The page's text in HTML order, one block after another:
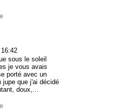
sous le soleil
je vous avais
porté avec un
que j'ai décidé
doux,...